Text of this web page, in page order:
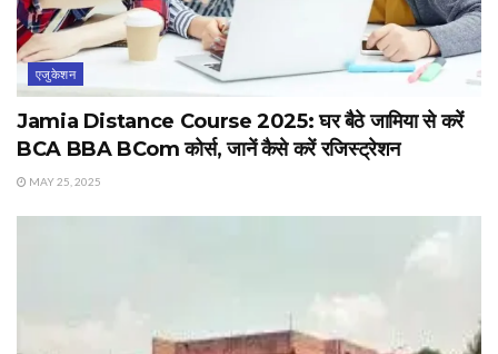
एजुकेशन
Jamia Distance Course 2025: घर बैठे जामिया से करें
BCA BBA BCom कोर्स, जानें कैसे करें रजिस्ट्रेशन
MAY 25, 2025